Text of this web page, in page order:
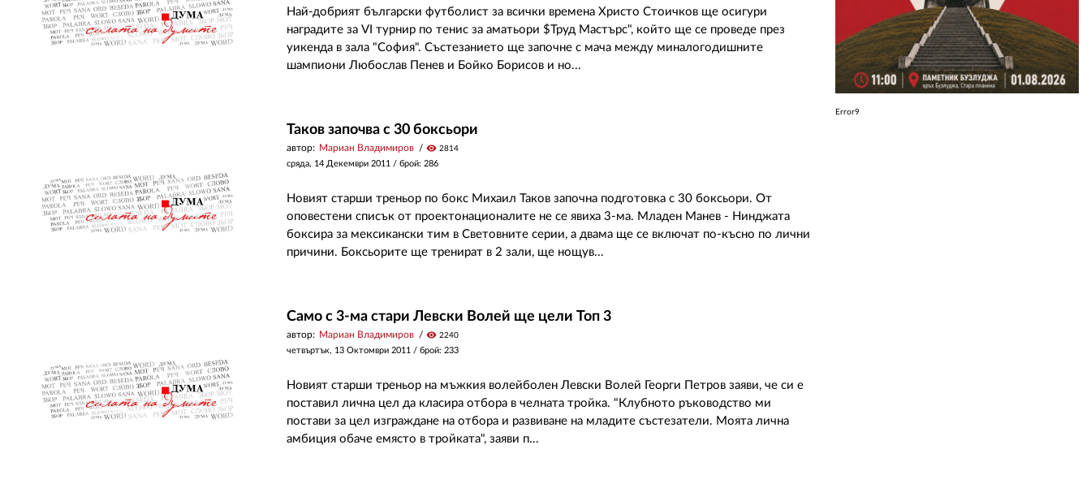
Най-добрият български футболист за всички времена Христо Стоичков ще осигури
наградите за VI турнир по тенис за аматьори $Труд Мастърс", който ще се проведе през
уикенда в зала "София". Състезанието ще започне с мача между миналогодишните
шампиони Любослав Пенев и Бойко Борисов и но...
Таков започва с 30 боксьори
автор: Мариан Владимиров visibility 2814
сряда, 14 Декември 2011 / брой: 286
Новият старши треньор по бокс Михаил Таков започна подготовка с 30 боксьори. От
оповестени списък от проектонационалите не се явиха 3-ма. Младен Манев - Нинджата
боксира за мексикански тим в Световните серии, а двама ще се включат по-късно по лични
причини. Боксьорите ще тренират в 2 зали, ще нощув...
Само с 3-ма стари Левски Волей ще цели Топ 3
автор: Мариан Владимиров visibility 2240
четвъртък, 13 Октомври 2011 / брой: 233
Новият старши треньор на мъжкия волейболен Левски Волей Георги Петров заяви, че си е
поставил лична цел да класира отбора в челната тройка. "Клубното ръководство ми
постави за цел изграждане на отбора и развиване на младите състезатели. Моята лична
амбиция обаче емясто в тройката", заяви п...
Error9
УСЛОВИЯ ЗА ПОЛЗВАНЕ
ПОЛИТИКА ЗА БИСКВИТКИТЕ
ПОЛИТИКАТА ЗА